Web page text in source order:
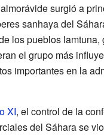
surgió a
sanhaya del
los pueblos lamtuna,
el grupo más
importantes en la
XI, el control de la
del Sáhara se